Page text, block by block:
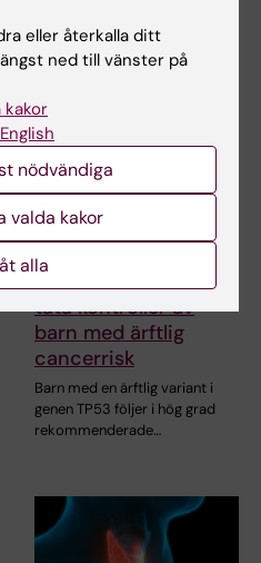
Hög följsamhet trots
täta kontroller av
barn med ärftlig
cancerrisk
Barn med en ärftlig variant i
genen TP53 följer i hög grad
rekommenderade…
eller återkalla ditt
ned till vänster på
kakor
nödvändiga
valda kakor
alla